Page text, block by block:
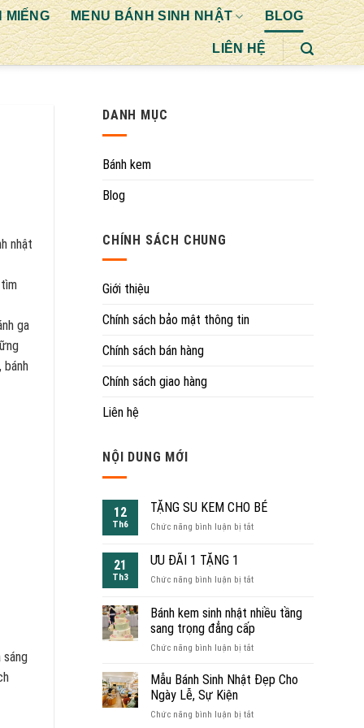
MIẾNG MENU BÁNH SINH NHẬT BLOG
LIÊN HỆ
nhật
ga
DANH MỤC
Bánh kem
Blog
CHÍNH SÁCH CHUNG
Giới thiệu
Chính sách bảo mật thông tin
Chính sách bán hàng
Chính sách giao hàng
Liên hệ
NỘI DUNG MỚI
12
Th6
TẶNG SU KEM CHO BÉ
Chức năng bình luận bị tắtở
CHO
21
Th3
ƯU ĐÃI 1 TẶNG 1
Chức năng bình luận bị tắtở
ĐÃI
1
TẶNG
1
Bánh kem sinh nhật nhiều tầng
sang trọng đẳng cấp
Chức năng bình luận bị tắtở
kem
sinh
nhiều
Mẫu Bánh Sinh Nhật Đẹp Cho
Ngày Lễ, Sự Kiện
Chức năng bình luận bị tắtở